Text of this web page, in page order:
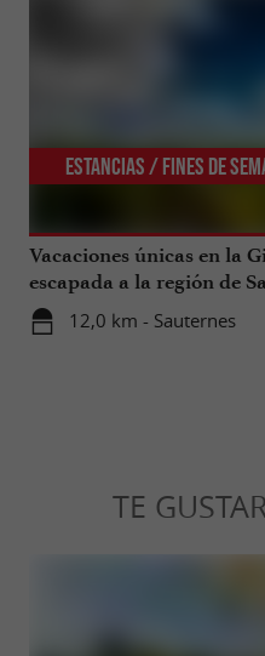
Vacaciones únicas en la
escapada a la región de
sur de la Gironda
12,0 km - Sauternes
Estancias / Fines de
TE